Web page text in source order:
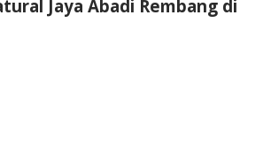
Jaya Abadi Rembang di